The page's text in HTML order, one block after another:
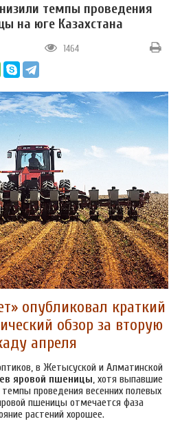
темпы проведения
на юге Казахстана
1464
опубликовал краткий
обзор за вторую
апреля
в Жетысуской и Алматинской
яровой пшеницы, хотя выпавшие
темпы проведения весенних полевых
пшеницы отмечается фаза
растений хорошее.